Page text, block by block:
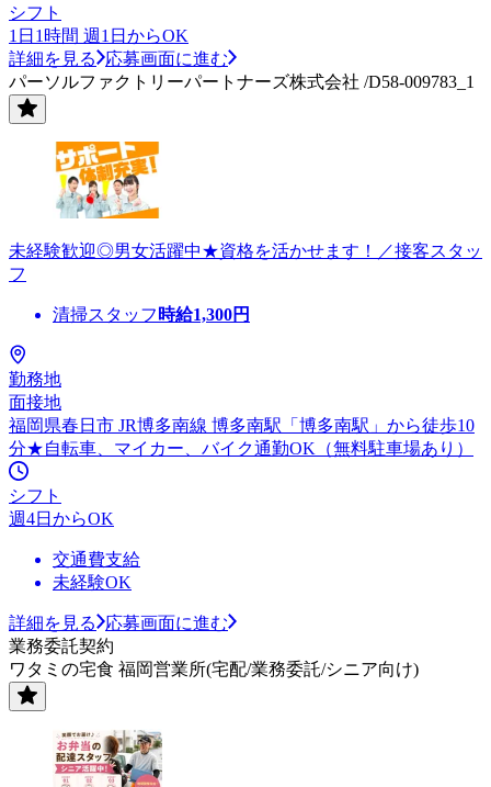
シフト
1日1時間 週1日からOK
詳細を見る
応募画面に進む
パーソルファクトリーパートナーズ株式会社 /D58-009783_1
未経験歓迎◎男女活躍中★資格を活かせます！／接客スタッ
フ
清掃スタッフ 時給1,300円
勤務地
面接地
福岡県春日市 JR博多南線 博多南駅「博多南駅」から徒歩10
分★自転車、マイカー、バイク通勤OK（無料駐車場あり）
シフト
週4日からOK
交通費支給
未経験OK
詳細を見る
応募画面に進む
業務委託契約
ワタミの宅食 福岡営業所(宅配/業務委託/シニア向け)